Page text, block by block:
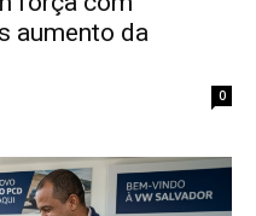
aumento da
0